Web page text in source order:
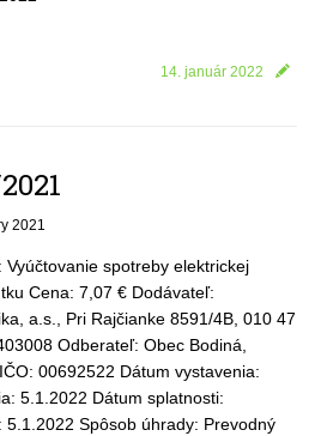
14. január 2022
2021
spotreby elektrickej
Cena: 7,07 € Dodávateľ:
a.s., Pri Rajčianke 8591/4B, 010 47
Odberateľ: Obec Bodiná,
00692522 Dátum vystavenia:
5.1.2022 Dátum splatnosti:
Spôsob úhrady: Prevodný